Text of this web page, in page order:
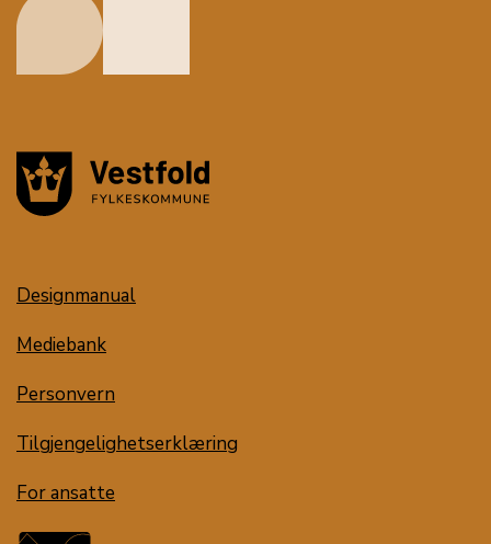
Designmanual
Mediebank
Personvern
Tilgjengelighetserklæring
For ansatte